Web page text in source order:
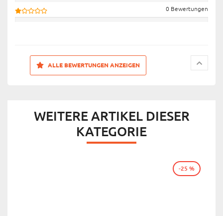
0 Bewertungen
ALLE BEWERTUNGEN ANZEIGEN
WEITERE ARTIKEL DIESER
KATEGORIE
-25 %